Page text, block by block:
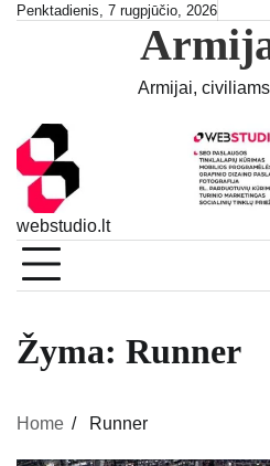
SkipPenktadienis, 7 rugpjūčio, 2026
Armijai,
webstudio.lt
Žyma: Runner
Home Runner